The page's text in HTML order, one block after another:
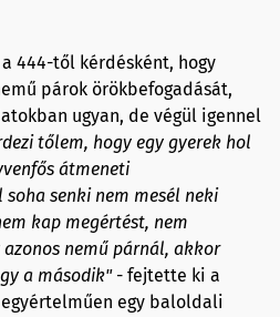
444-től kérdésként, hogy
párok örökbefogadását,
ugyan, de végül igennel
tőlem, hogy egy gyerek hol
átmeneti
senki nem mesél neki
kap megértést, nem
nemű párnál, akkor
a második" - fejtette ki a
egy baloldali